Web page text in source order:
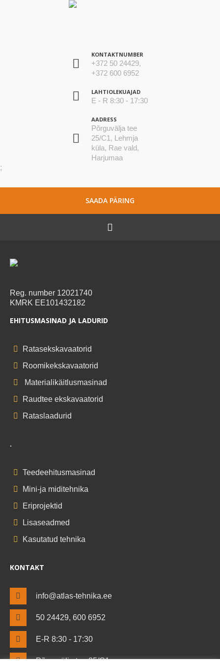
KONTAKTNUMBER
+372 50 24429,
+372 600 6952
LAHTIOLEKUAJAD
E - R 8:30 - 17:30
AADRESS
Põrguvälja tee
25/C1, Lehmja
küla, Rae vald,
Harjumaa
;
SAADA PÄRING
Reg. number 12021740
KMRK EE101432182
EHITUSMASINAD JA LADURID
Ratasekskavaatorid
Roomikekskavaatorid
Materialikäitlusmasinad
Raudtee ekskavaatorid
Rataslaadurid
.
Teedeehitusmasinad
Mini-ja miditehnika
Eriprojektid
Lisaseadmed
Kasutatud tehnika
KONTAKT
info@atlas-tehnika.ee
50 24429, 600 6952
E-R 8:30 - 17:30